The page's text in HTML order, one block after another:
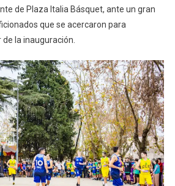
de Plaza Italia Básquet, ante un gran
que se acercaron para
la inauguración.